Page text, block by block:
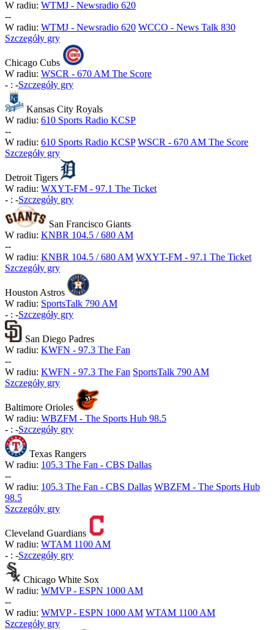
W radiu: WTMJ - Newsradio 620
--
W radiu: WTMJ - Newsradio 620 WCCO - News Talk 830
Szczegóły gry
Chicago Cubs
W radiu: WSCR - 670 AM The Score
- : -Szczegóły gry
Kansas City Royals
W radiu: 610 Sports Radio KCSP
--
W radiu: 610 Sports Radio KCSP WSCR - 670 AM The Score
Szczegóły gry
Detroit Tigers
W radiu: WXYT-FM - 97.1 The Ticket
- : -Szczegóły gry
San Francisco Giants
W radiu: KNBR 104.5 / 680 AM
--
W radiu: KNBR 104.5 / 680 AM WXYT-FM - 97.1 The Ticket
Szczegóły gry
Houston Astros
W radiu: SportsTalk 790 AM
- : -Szczegóły gry
San Diego Padres
W radiu: KWFN - 97.3 The Fan
--
W radiu: KWFN - 97.3 The Fan SportsTalk 790 AM
Szczegóły gry
Baltimore Orioles
W radiu: WBZFM - The Sports Hub 98.5
- : -Szczegóły gry
Texas Rangers
W radiu: 105.3 The Fan - CBS Dallas
--
W radiu: 105.3 The Fan - CBS Dallas WBZFM - The Sports Hub
98.5
Szczegóły gry
Cleveland Guardians
W radiu: WTAM 1100 AM
- : -Szczegóły gry
Chicago White Sox
W radiu: WMVP - ESPN 1000 AM
--
W radiu: WMVP - ESPN 1000 AM WTAM 1100 AM
Szczegóły gry